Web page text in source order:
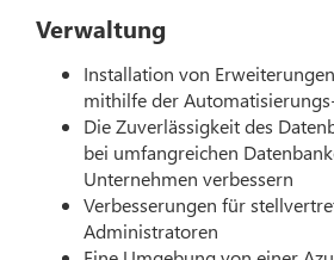
Verwaltung
Installation von
mithilfe der
Die Zuverlässigkeit des
bei umfangreichen
Unternehmen verbessern
Verbesserungen für
Administratoren